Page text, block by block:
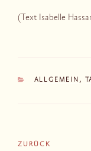
(Text Isabelle
KATEGORIEN
ALLGEMEIN ,
Vorheriger
ZURÜCK